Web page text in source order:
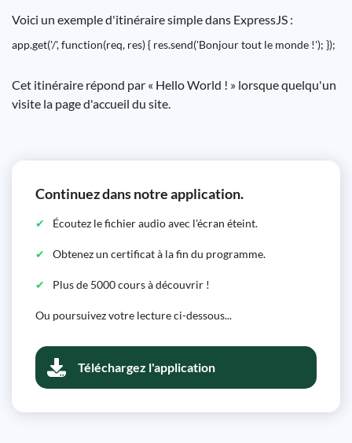
Voici un exemple d'itinéraire simple dans ExpressJS :
app.get('/', function(req, res) { res.send('Bonjour tout le monde !'); });
Cet itinéraire répond par « Hello World ! » lorsque quelqu'un
visite la page d'accueil du site.
Continuez dans notre application.
Écoutez le fichier audio avec l'écran éteint.
Obtenez un certificat à la fin du programme.
Plus de 5000 cours à découvrir !
Ou poursuivez votre lecture ci-dessous...
Téléchargez l'application